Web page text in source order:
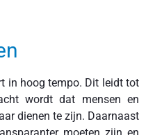
in hoog tempo. Dit leidt tot
wordt dat mensen en
dienen te zijn. Daarnaast